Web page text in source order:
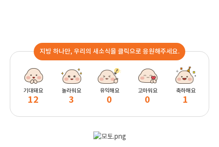
지방 하나만, 우리의 새소식을 클릭으로 응원해주세요.
기대돼요
12
놀라워요
3
유익해요
0
고마워요
0
축하해요
1